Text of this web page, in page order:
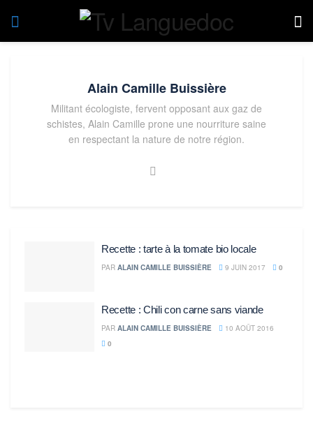
Alain Camille Buissière
Militant écologiste, fervent opposant aux gaz de
schistes, Alain Camille prone une nourriture saine
en respectant la nature de notre région.
Recette : tarte à la tomate bio locale
PAR ALAIN CAMILLE BUISSIÈRE 9 JUIN 2017 0
Recette : Chili con carne sans viande
PAR ALAIN CAMILLE BUISSIÈRE
10 AOÛT 2016
0